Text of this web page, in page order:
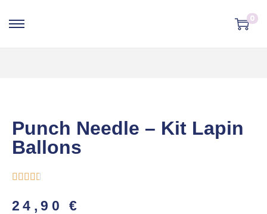
0
Punch Needle – Kit Lapin
Ballons
    
24,90€